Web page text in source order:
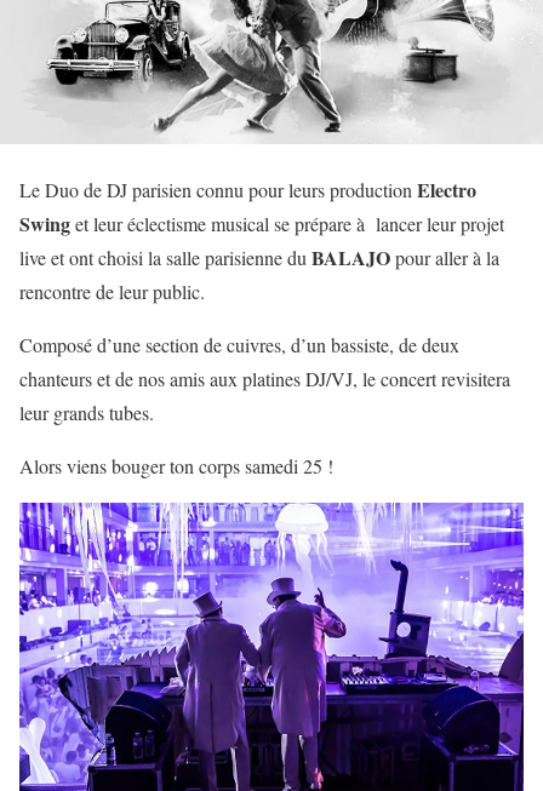
Le Duo de DJ parisien connu pour leurs production Electro
Swinget leur éclectisme musical se prépare à lancer leur projet
live et ont choisi la salle parisienne du BALAJOpour aller à la
rencontre de leur public.
Composé d’une section de cuivres, d’un bassiste, de deux
chanteurs et de nos amis aux platines DJ/VJ, le concert revisitera
leur grands tubes.
Alors viens bouger ton corps samedi 25 !